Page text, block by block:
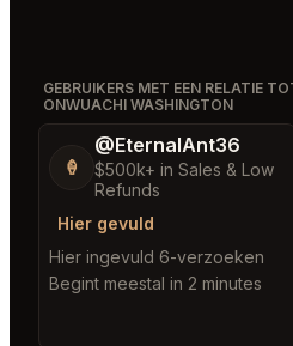
GEBRUIKERS MET EEN RELATIE
ONWUACHI WASHINGTON
🍦
@EternalAnt36
$500k+ in Sales & Low
Refunds
Hier gevuld
Hier ingevuld 6-verzoeken
Begint meestal in 2 minutes